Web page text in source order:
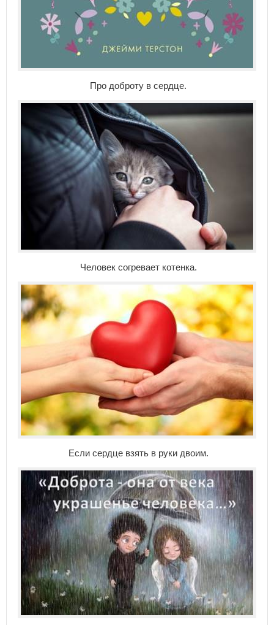
Про доброту в сердце.
Человек согревает котенка.
Если сердце взять в руки двоим.